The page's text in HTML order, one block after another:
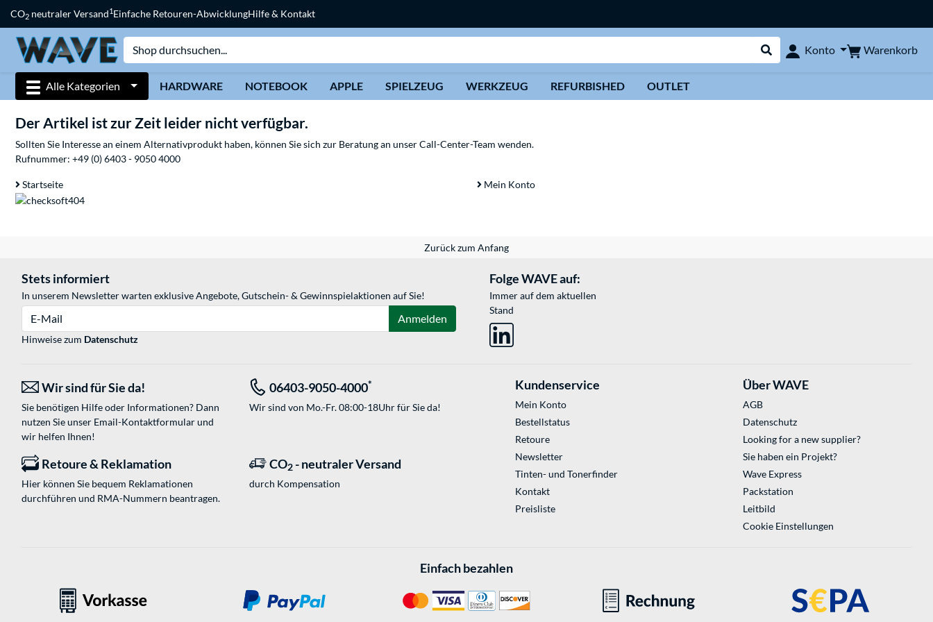
CO2 neutraler Versand1Einfache Retouren-AbwicklungHilfe & Kontakt
Suche durchführen
Konto Warenkorb
Alle Kategorien HARDWARE NOTEBOOK APPLE SPIELZEUG WERKZEUG REFURBISHED OUTLET
Der Artikel ist zur Zeit leider nicht verfügbar.
Sollten Sie Interesse an einem Alternativprodukt haben, können Sie sich zur Beratung an unser Call-Center-Team wenden.
Rufnummer: +49 (0) 6403 - 9050 4000
Startseite Mein Konto
Zurück zum Anfang
Stets informiert
In unserem Newsletter warten exklusive Angebote, Gutschein- & Gewinnspielaktionen auf Sie!
Anmelden
Hinweise zum Datenschutz
Folge WAVE auf:
Immer auf dem aktuellen
Stand
Wir sind für Sie da!
Sie benötigen Hilfe oder Informationen? Dann
nutzen Sie unser Email-Kontaktformularund
wir helfen Ihnen!
06403-9050-4000*
Wir sind von Mo.-Fr. 08:00-18Uhr für Sie da!
Retoure & Reklamation
Hier können Sie bequem Reklamationen
durchführen und RMA-Nummern beantragen.
CO2 - neutraler Versand
durch Kompensation
Kundenservice
Mein Konto
Bestellstatus
Retoure
Newsletter
Tinten- und Tonerfinder
Kontakt
Preisliste
Über WAVE
AGB
Datenschutz
Looking for a new supplier?
Sie haben ein Projekt?
Wave Express
Packstation
Leitbild
Cookie Einstellungen
Einfach bezahlen